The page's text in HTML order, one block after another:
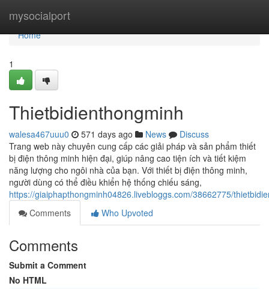
mysocialport
Home
Home
1
Thietbidienthongminh
walesa467uuu0 571 days ago News
Discuss
Trang web này chuyên cung cấp các giải pháp và sản phẩm thiết
bị điện thông minh hiện đại, giúp nâng cao tiện ích và tiết kiệm
năng lượng cho ngôi nhà của bạn. Với thiết bị điện thông minh,
người dùng có thể điều khiển hệ thống chiếu sáng,
https://giaiphapthongminh04826.livebloggs.com/38662775/
Comments
Who Upvoted
Comments
Submit a Comment
No HTML